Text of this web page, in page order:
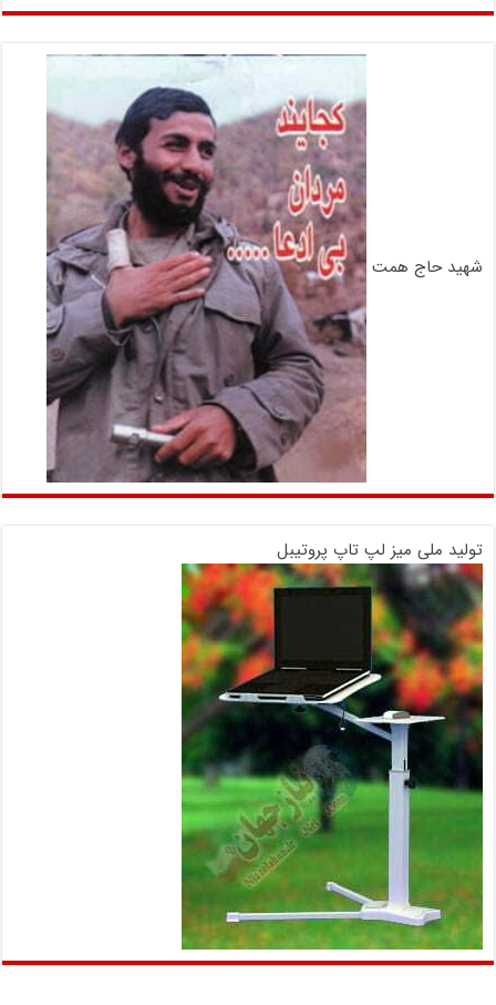
شهید حاج همت
تولید ملی میز لپ تاپ پروتیبل